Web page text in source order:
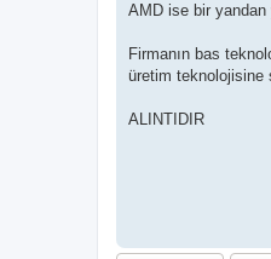
j
AMD ise bir yandan
Firmanın bas
üretim teknolojisine
ALINTIDIR